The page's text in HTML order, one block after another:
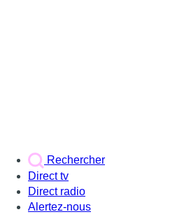
Rechercher
Direct tv
Direct radio
Alertez-nous